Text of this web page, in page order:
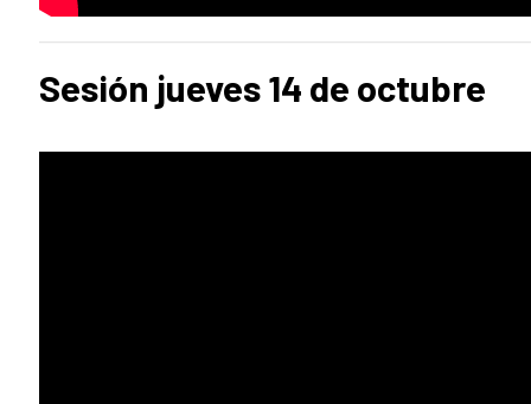
Sesión jueves 14 de octubre